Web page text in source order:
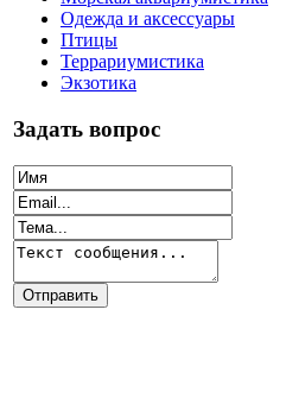
Одежда и аксессуары
Птицы
Террариумистика
Экзотика
Задать вопрос